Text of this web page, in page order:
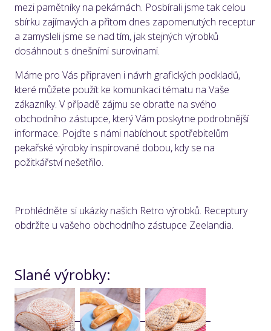
mezi pamětníky na pekárnách. Posbírali jsme tak celou
sbírku zajímavých a přitom dnes zapomenutých receptur
a zamysleli jsme se nad tím, jak stejných výrobků
dosáhnout s dnešními surovinami.
Máme pro Vás připraven i návrh grafických podkladů,
které můžete použít ke komunikaci tématu na Vaše
zákazníky. V případě zájmu se obraťte na svého
obchodního zástupce, který Vám poskytne podrobnější
informace. Pojďte s námi nabídnout spotřebitelům
pekařské výrobky inspirované dobou, kdy se na
požitkářství nešetřilo.
Prohlédněte si ukázky našich Retro výrobků. Receptury
obdržíte u vašeho obchodního zástupce Zeelandia.
Slané výrobky: